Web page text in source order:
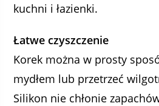
kuchni i łazienki.
Łatwe czyszczenie
Korek można w prosty
mydłem lub przetrzeć
Silikon nie chłonie